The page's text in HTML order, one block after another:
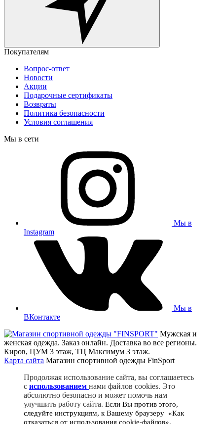
Покупателям
Вопрос-ответ
Новости
Акции
Подарочные сертификаты
Возвраты
Политика безопасности
Условия соглашения
Мы в сети
Мы в
Instagram
Мы в
ВКонтакте
Мужская и
женская одежда. Заказ онлайн. Доставка во все регионы.
Киров, ЦУМ 3 этаж, ТЦ Максимум 3 этаж.
Карта сайта Магазин спортивной одежды FinSport
Продолжая использование сайта, вы соглашаетесь
c использованием нами файлов cookies. Это
абсолютно безопасно и может помочь нам
улучшить работу сайта. Если Вы против этого,
следуйте инструкциям, к Вашему браузеру «Как
отказаться от использования cookie-файлов».